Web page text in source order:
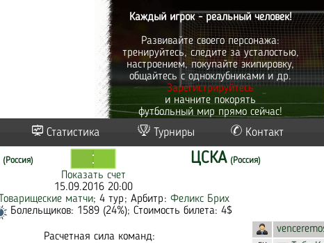
Каждый игрок - реальный человек!
Развивайте своего персонажа:
тренируйтесь, следите за усталостью,
настроением, покупайте экипировку,
общайтесь с одноклубниками и др.
Зарегистрируйтесь
и начните покорять
футбольный мир прямо сейчас!
Статистика Турниры Контакт
(Россия) ЦСКА (Россия)
Показать счет
15.09.2016 20:00
Товарищеские матчи; 4 тур; Арбитр: Феликс Брих
Болельщиков: 1589 (24%); Стоимость билета: 4$
Расчетная сила команд: